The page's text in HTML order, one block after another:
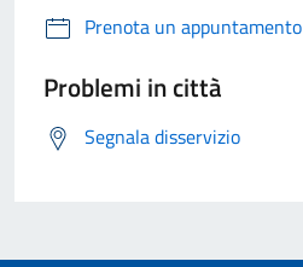
Prenota un appuntamento
Problemi in città
Segnala disservizio